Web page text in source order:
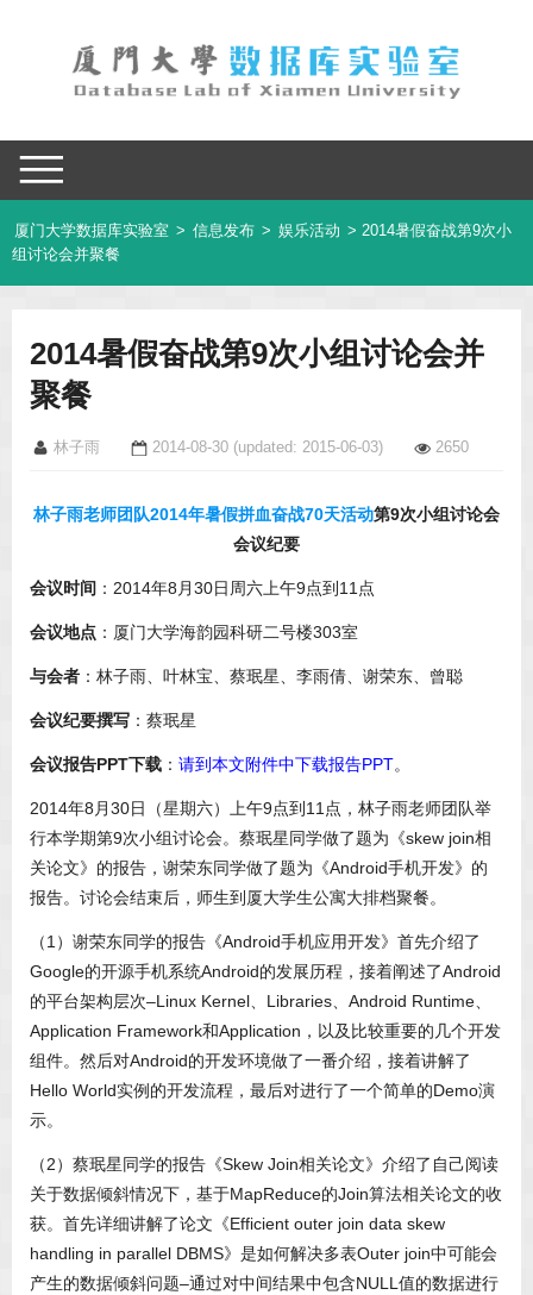
厦门大学数据库实验室 > 信息发布 > 娱乐活动 > 2014暑假奋战第9次小
组讨论会并聚餐
2014暑假奋战第9次小组讨论会并
聚餐
林子雨 2014-08-30 (updated: 2015-06-03) 2650
林子雨老师团队2014年暑假拼血奋战70天活动第9次小组讨论会
会议纪要
会议时间 ：2014年8月30日周六上午9点到11点
会议地点 ：厦门大学海韵园科研二号楼303室
与会者 ：林子雨、叶林宝、蔡珉星、李雨倩、谢荣东、曾聪
会议纪要撰写 ：蔡珉星
会议报告PPT下载 ： 请到本文附件中下载报告PPT。
2014年8月30日（星期六）上午9点到11点，林子雨老师团队举
行本学期第9次小组讨论会。蔡珉星同学做了题为《skew join相
关论文》的报告，谢荣东同学做了题为《Android手机开发》的
报告。讨论会结束后，师生到厦大学生公寓大排档聚餐。
（1）谢荣东同学的报告《Android手机应用开发》首先介绍了
Google的开源手机系统Android的发展历程，接着阐述了Android
的平台架构层次–Linux Kernel、Libraries、Android Runtime、
Application Framework和Application，以及比较重要的几个开发
组件。然后对Android的开发环境做了一番介绍，接着讲解了
Hello World实例的开发流程，最后对进行了一个简单的Demo演
示。
（2）蔡珉星同学的报告《Skew Join相关论文》介绍了自己阅读
关于数据倾斜情况下，基于MapReduce的Join算法相关论文的收
获。首先详细讲解了论文《Efficient outer join data skew
handling in parallel DBMS》是如何解决多表Outer join中可能会
产生的数据倾斜问题–通过对中间结果中包含NULL值的数据进行